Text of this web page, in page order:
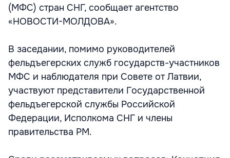
(МФС) стран СНГ, сообщает агентство
«НОВОСТИ-МОЛДОВА».
В заседании, помимо руководителей
фельдъегерских служб государств-участников
МФС и наблюдателя при Совете от Латвии,
участвуют представители Государственной
фельдъегерской службы Российской
Федерации, Исполкома СНГ и члены
правительства РМ.